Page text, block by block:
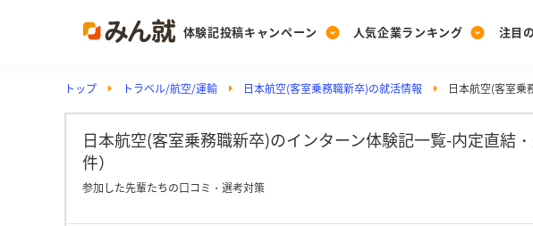
体験記投稿キャンペーン
Post
投稿する
[27卒]
人気企業ランキング
Ranking
ランキングを見る
みんな
Vote
注目
PickUp
注目の企業特集
注目の
トップ トラベル/航空/運輸 日本航空(客室乗務職新卒)の就活情報 日本航空(客室乗
日本航空(客室乗務職新卒)のインターン体験記一覧-内定直結
件）
参加した先輩たちの口コミ・選考対策